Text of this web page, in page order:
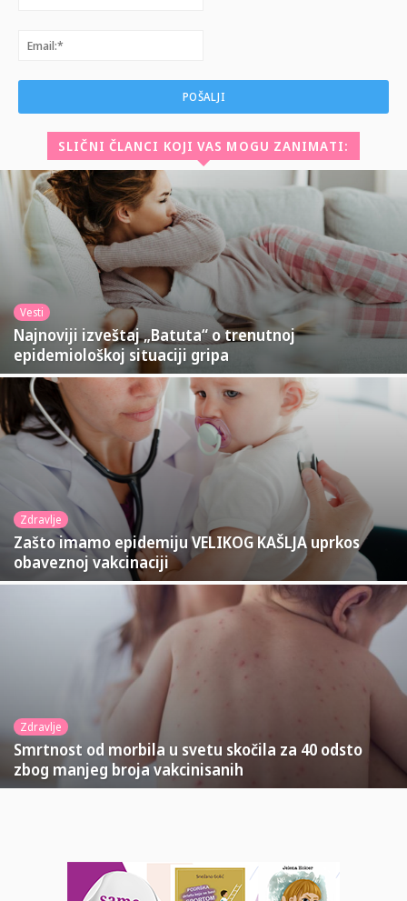
SLIČNI ČLANCI KOJI VAS MOGU ZANIMATI:
Vesti
Najnoviji izveštaj „Batuta“ o trenutnoj
epidemiološkoj situaciji gripa
Zdravlje
Zašto imamo epidemiju VELIKOG KAŠLJA uprkos
obaveznoj vakcinaciji
Zdravlje
Smrtnost od morbila u svetu skočila za 40 odsto
zbog manjeg broja vakcinisanih